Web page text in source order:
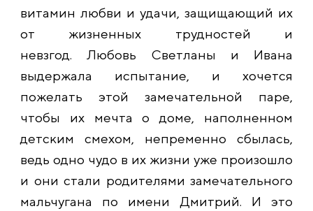
витамин любви и удачи, защищающий их
от жизненных трудностей и
невзгод. Любовь Светланы и Ивана
выдержала испытание, и хочется
пожелать этой замечательной паре,
чтобы их мечта о доме, наполненном
детским смехом, непременно сбылась,
ведь одно чудо в их жизни уже произошло
и они стали родителями замечательного
мальчугана по имени Дмитрий. И это